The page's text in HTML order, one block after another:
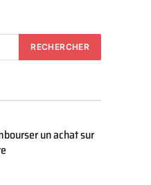
un achat sur